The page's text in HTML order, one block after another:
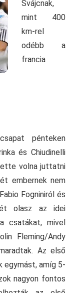
Svájcnak,
mint 400
km-rel
odébb a
francia
pénteken
és Chiudinelli
volna juttatni
embernek nem
Fogniniról és
olasz az idei
csatákat, mivel
Fleming/Andy
Az első
amíg 5-
nagyon fontos